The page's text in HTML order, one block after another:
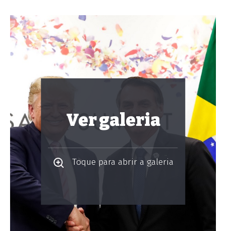
Ver galeria
Toque para abrir a galeria